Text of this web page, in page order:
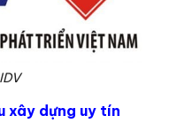
xây dựng uy tín